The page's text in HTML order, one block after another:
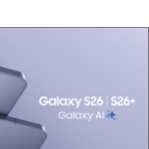
&
Philips!
Philips από τα